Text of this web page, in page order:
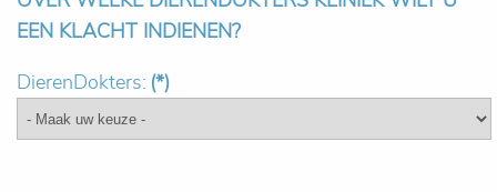
EEN KLACHT INDIENEN?
DierenDokters: (*)